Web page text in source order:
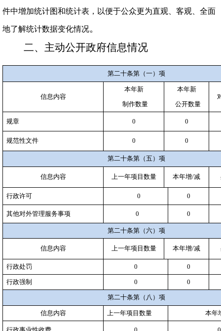
件中增加统计图和统计表，以便于公众更为直观、客观、全面
地了解统计数据变化情况。
二、主动公开政府信息情况
第二十条第（一）项
信息内容
本年新
制作数量
本年新
公开数量
规章 0 0
规范性文件 0 0
第二十条第（五）项
信息内容 上一年项目数量 本年增/减
行政许可 0 0
其他对外管理服务事项 0 0
第二十条第（六）项
信息内容 上一年项目数量 本年增/减
行政处罚 0 0
行政强制 0 0
第二十条第（八）项
信息内容 上一年项目数量 本年